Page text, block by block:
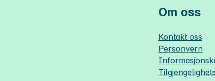
Om oss
Kontakt oss
Personvern